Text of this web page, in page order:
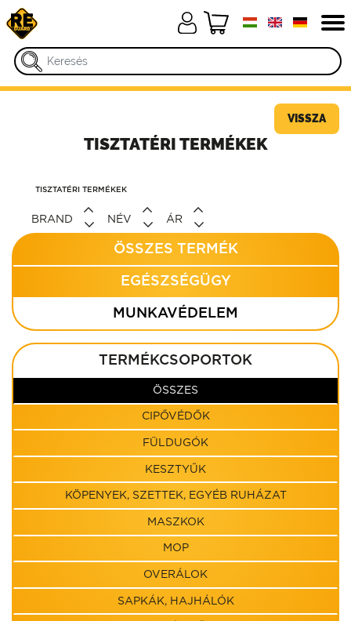
VISSZA
TISZTATÉRI TERMÉKEK
TISZTATÉRI TERMÉKEK
BRAND NÉV ÁR
ÖSSZES TERMÉK
EGÉSZSÉGÜGY
MUNKAVÉDELEM
TERMÉKCSOPORTOK
ÖSSZES
CIPŐVÉDŐK
FÜLDUGÓK
KESZTYŰK
KÖPENYEK, SZETTEK, EGYÉB RUHÁZAT
MASZKOK
MOP
OVERÁLOK
SAPKÁK, HAJHÁLÓK